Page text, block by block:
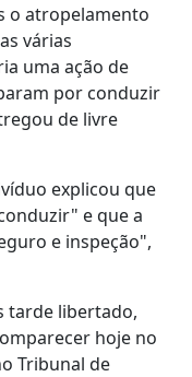
o atropelamento
várias
uma ação de
por conduzir
de livre
explicou que
e que a
e inspeção",
tarde libertado,
hoje no
Tribunal de